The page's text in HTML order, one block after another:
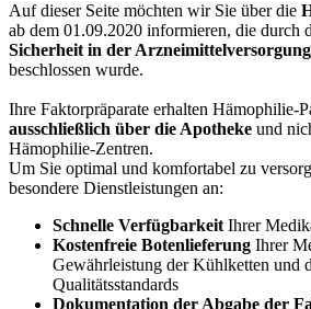
Auf dieser Seite möchten wir Sie über die
ab dem 01.09.2020 informieren, die durch
Sicherheit in der Arzneimittelversorgung
beschlossen wurde.
Ihre Faktorpräparate erhalten Hämophilie-
ausschließlich über die Apotheke und
Hämophilie-Zentren.
Um Sie optimal und komfortabel zu
besondere Dienstleistungen an:
Schnelle Verfügbarkeit Ihrer
Kostenfreie Botenlieferung Ihrer
Gewährleistung der Kühlketten und
Qualitätsstandards
Dokumentation der Abgabe der